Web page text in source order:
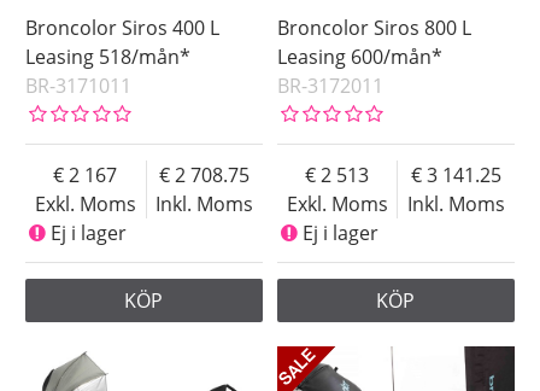
Broncolor Siros 400 L
Leasing 518/mån*
BR-3171011
Exkl. Moms
2 167
Inkl. Moms
2 708.75
Ej i lager
KÖP
Broncolor Siros 800 L
Leasing 600/mån*
BR-3172011
Exkl. Moms
2 513
Inkl. Moms
3 141.25
Ej i lager
KÖP